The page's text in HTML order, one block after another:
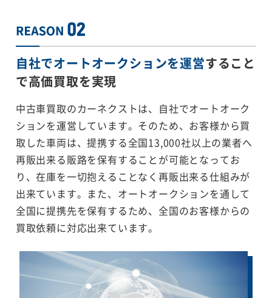
自社でオートオークションを運営すること
で高価買取を実現
中古車買取のカーネクストは、自社でオートオーク
ションを運営しています。そのため、お客様から買
取した車両は、提携する全国13,000社以上の業者へ
再販出来る販路を保有することが可能となってお
り、在庫を一切抱えることなく再販出来る仕組みが
出来ています。また、オートオークションを通して
全国に提携先を保有するため、全国のお客様からの
買取依頼に対応出来ています。